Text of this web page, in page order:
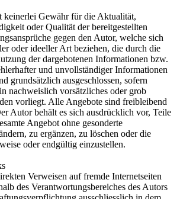
keinerlei Gewähr für die Aktualität,
oder Qualität der bereitgestellten
gegen den Autor, welche sich
oder ideeller Art beziehen, die durch die
der dargebotenen Informationen bzw.
und unvollständiger Informationen
grundsätzlich ausgeschlossen, sofern
nachweislich vorsätzliches oder grob
vorliegt. Alle Angebote sind freibleibend
Autor behält es sich ausdrücklich vor, Teile
Angebot ohne gesonderte
zu ergänzen, zu löschen oder die
oder endgültig einzustellen.
Verweisen auf fremde Internetseiten
des Verantwortungsbereiches des Autors